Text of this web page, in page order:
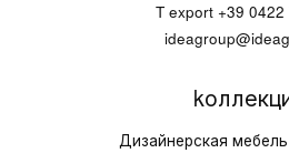
T export +39
Дизайнерская